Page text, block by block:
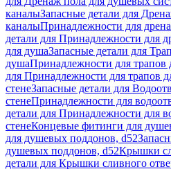
каналыЗапасные детали для
каналыПринадлежности для
детали для Принадлежности для
для душаЗапасные детали для
душаПринадлежности для трапов
для Принадлежности для трапов
стенеЗапасные детали для
стенеПринадлежности для
детали для Принадлежности для
стенеКонцевые фитинги для
для душевых поддонов, d52
душевых поддонов, d52Крышки
детали для Крышки сливного